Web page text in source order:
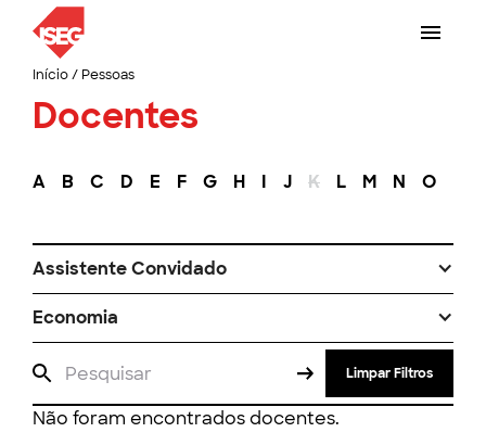
Início/ Pessoas
Docentes
A B C D E F G H I J K L M N O
Assistente Convidado
Economia
Limpar Filtros
Não foram encontrados docentes.